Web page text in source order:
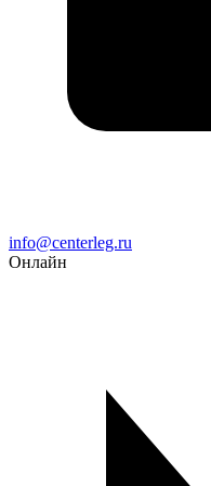
Email
info@centerleg.ru
Онлайн